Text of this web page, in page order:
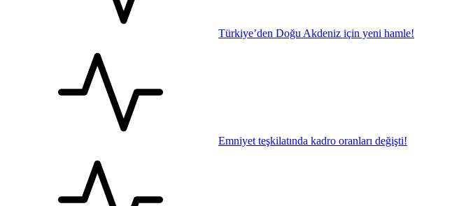
Türkiye’den Doğu Akdeniz için yeni hamle!
Emniyet teşkilatında kadro oranları değişti!